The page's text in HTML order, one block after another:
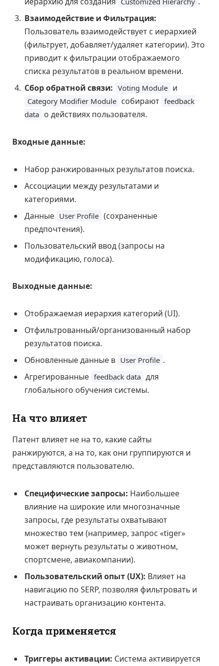
Взаимодействие и Фильтрация:
Пользователь взаимодействует с иерархией
(фильтрует, добавляет/удаляет категории). Это
приводит к фильтрации отображаемого
списка результатов в реальном времени.
Сбор обратной связи: Voting Module и
Category Modifier Module собирают feedback
data о действиях пользователя.
Входные данные:
Набор ранжированных результатов поиска.
Ассоциации между результатами и
категориями.
Данные User Profile (сохраненные
предпочтения).
Пользовательский ввод (запросы на
модификацию, голоса).
Выходные данные:
Отображаемая иерархия категорий (UI).
Отфильтрованный/организованный набор
результатов поиска.
Обновленные данные в User Profile .
Агрегированные feedback data для
глобального обучения системы.
На что влияет
Патент влияет не на то, какие сайты
ранжируются, а на то, как они группируются и
представляются пользователю.
Специфические запросы: Наибольшее
влияние на широкие или многозначные
запросы, где результаты охватывают
множество тем (например, запрос «tiger»
может вернуть результаты о животном,
спортсмене, авиакомпании).
Пользовательский опыт (UX): Влияет на
навигацию по SERP, позволяя фильтровать и
настраивать организацию контента.
Когда применяется
Триггеры активации: Система активируется